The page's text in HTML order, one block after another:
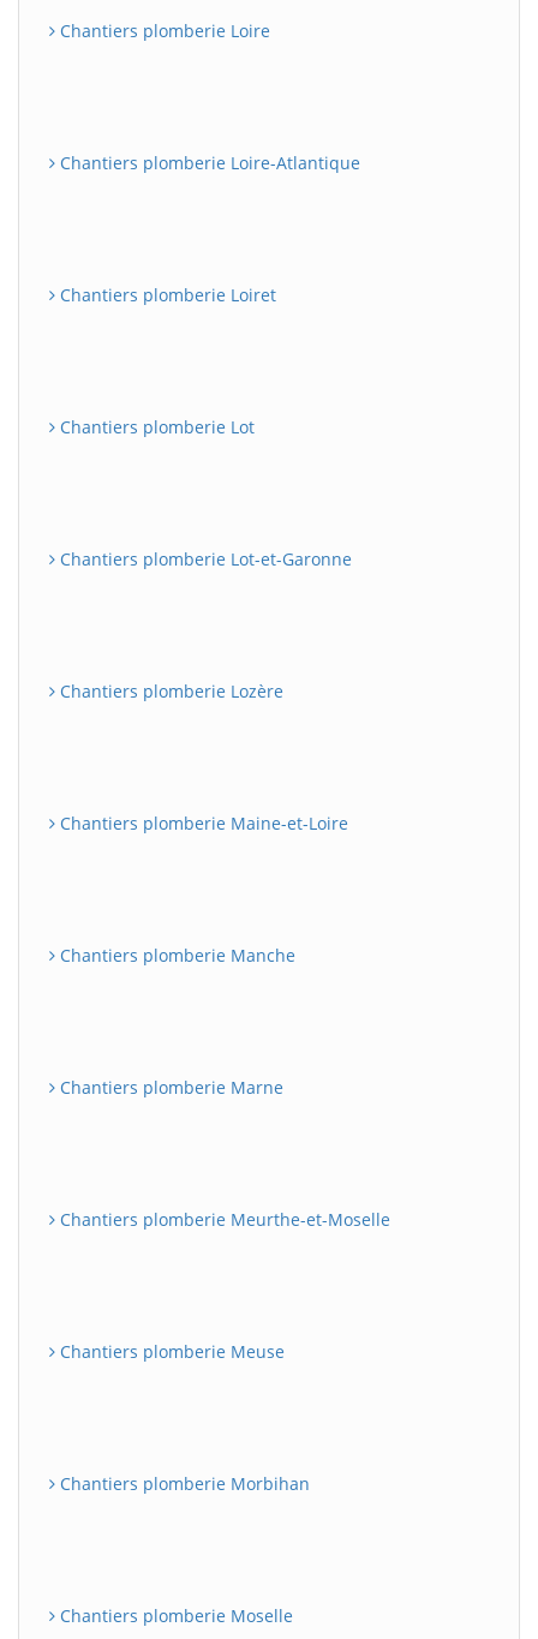
Chantiers plomberie Loire
Chantiers plomberie Loire-Atlantique
Chantiers plomberie Loiret
Chantiers plomberie Lot
Chantiers plomberie Lot-et-Garonne
Chantiers plomberie Lozère
Chantiers plomberie Maine-et-Loire
Chantiers plomberie Manche
Chantiers plomberie Marne
Chantiers plomberie Meurthe-et-Moselle
Chantiers plomberie Meuse
Chantiers plomberie Morbihan
Chantiers plomberie Moselle